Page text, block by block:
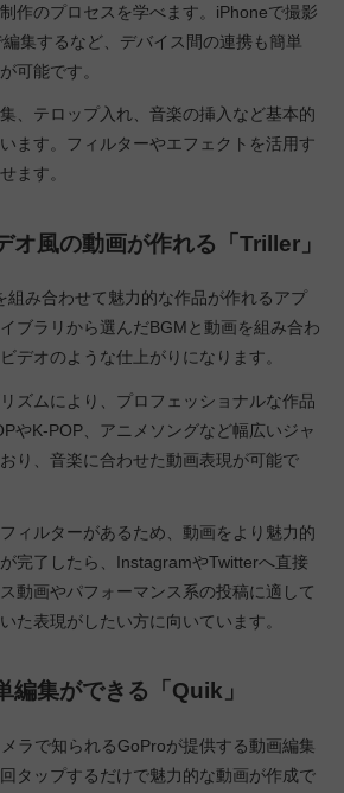
作のプロセスを学べます。iPhoneで撮影
集するなど、デバイス間の連携も簡単
可能です。
、テロップ入れ、音楽の挿入など基本的
ます。フィルターやエフェクトを活用す
ます。
オ風の動画が作れる「Triller」
組み合わせて魅力的な作品が作れるアプ
ブラリから選んだBGMと動画を組み合わ
デオのような仕上がりになります。
ズムにより、プロフェッショナルな作品
やK-POP、アニメソングなど幅広いジャ
り、音楽に合わせた動画表現が可能で
ィルターがあるため、動画をより魅力的
完了したら、InstagramやTwitterへ直接
動画やパフォーマンス系の投稿に適して
た表現がしたい方に向いています。
編集ができる「Quik」
ラで知られるGoProが提供する動画編集
タップするだけで魅力的な動画が作成で